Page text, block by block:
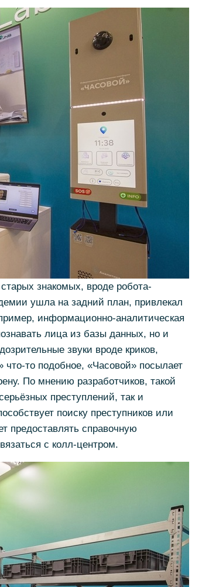
знакомых, вроде робота-
ушла на задний план, привлекал
информационно-аналитическая
лица из базы данных, но и
звуки вроде криков,
что-то подобное, «Часовой» посылает
По мнению разработчиков, такой
преступлений, так и
поиску преступников или
предоставлять справочную
с колл-центром.